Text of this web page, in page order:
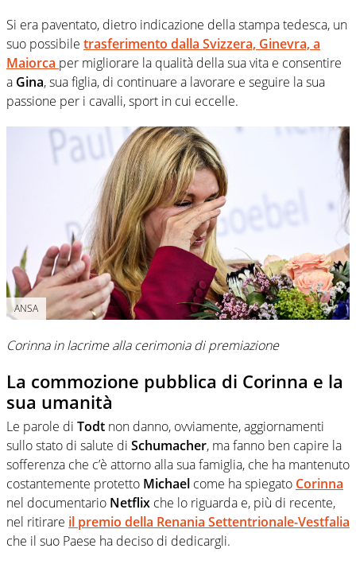
Si era paventato, dietro indicazione della stampa tedesca, un
suo possibile trasferimento dalla Svizzera, Ginevra, a
Maiorca per migliorare la qualità della sua vita e consentire
a Gina, sua figlia, di continuare a lavorare e seguire la sua
passione per i cavalli, sport in cui eccelle.
ANSA
Corinna in lacrime alla cerimonia di premiazione
La commozione pubblica di Corinna e la
sua umanità
Le parole di Todt non danno, ovviamente, aggiornamenti
sullo stato di salute di Schumacher, ma fanno ben capire la
sofferenza che c’è attorno alla sua famiglia, che ha mantenuto
costantemente protetto Michael come ha spiegato Corinna
nel documentario Netflix che lo riguarda e, più di recente,
nel ritirare il premio della Renania Settentrionale-Vestfalia
che il suo Paese ha deciso di dedicargli.